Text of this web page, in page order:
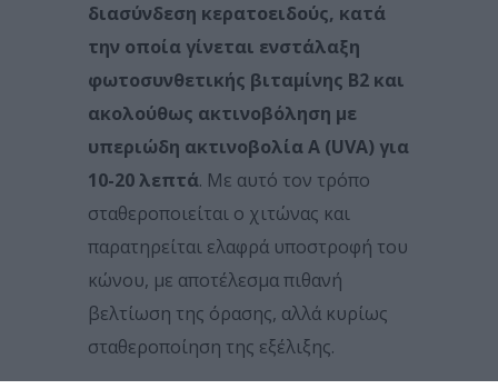
διασύνδεση κερατοειδούς, κατά
την οποία γίνεται ενστάλαξη
φωτοσυνθετικής βιταμίνης Β2 και
ακολούθως ακτινοβόληση με
υπεριώδη ακτινοβολία Α (UVA) για
10-20 λεπτά. Με αυτό τον τρόπο
σταθεροποιείται ο χιτώνας και
παρατηρείται ελαφρά υποστροφή του
κώνου, με αποτέλεσμα πιθανή
βελτίωση της όρασης, αλλά κυρίως
σταθεροποίηση της εξέλιξης.